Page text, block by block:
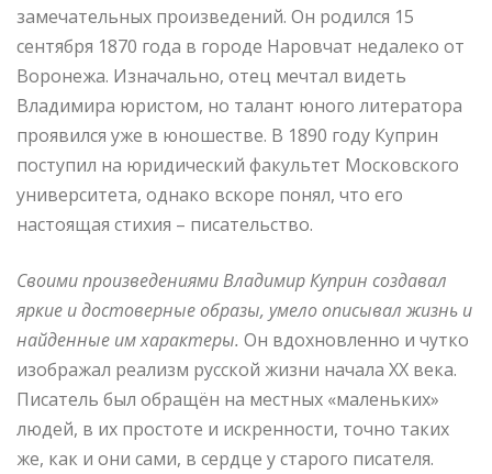
замечательных произведений. Он родился 15
сентября 1870 года в городе Наровчат недалеко от
Воронежа. Изначально, отец мечтал видеть
Владимира юристом, но талант юного литератора
проявился уже в юношестве. В 1890 году Куприн
поступил на юридический факультет Московского
университета, однако вскоре понял, что его
настоящая стихия – писательство.
Своими произведениями Владимир Куприн создавал
яркие и достоверные образы, умело описывал жизнь и
найденные им характеры. Он вдохновленно и чутко
изображал реализм русской жизни начала XX века.
Писатель был обращён на местных «маленьких»
людей, в их простоте и искренности, точно таких
же, как и они сами, в сердце у старого писателя.